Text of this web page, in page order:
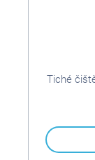
Tiché